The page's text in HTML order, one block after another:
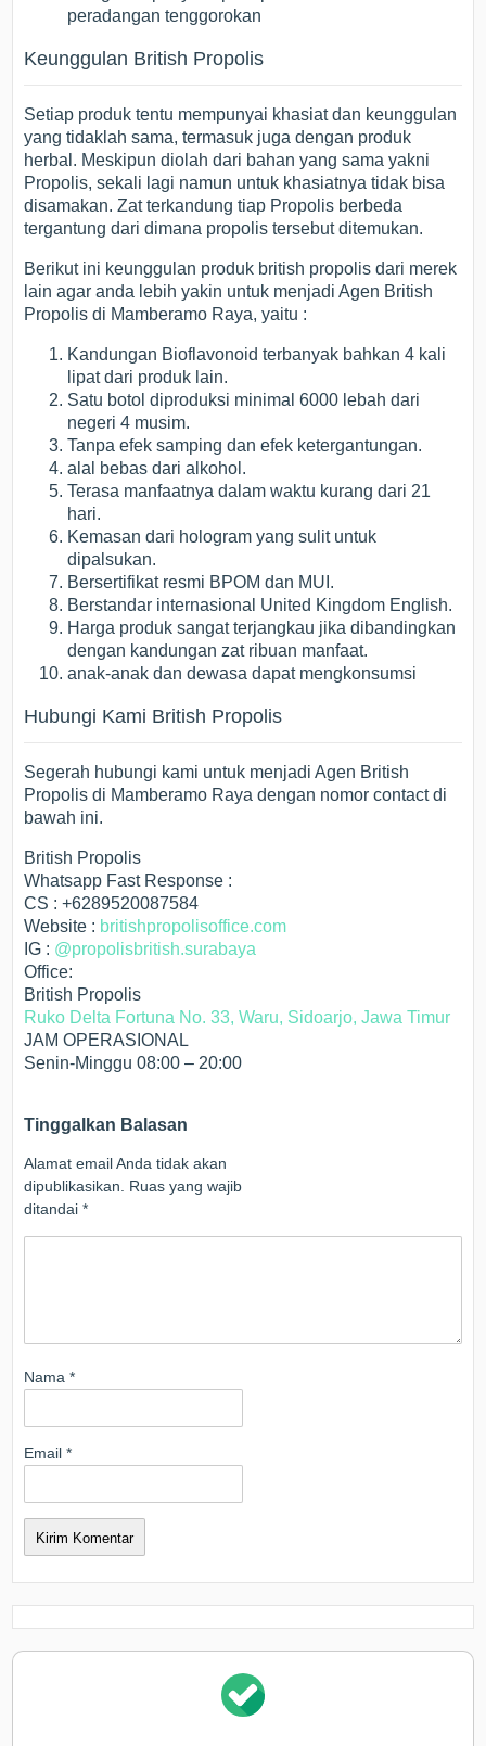
peradangan tenggorokan
Keunggulan British Propolis
Setiap produk tentu mempunyai khasiat dan keunggulan
yang tidaklah sama, termasuk juga dengan produk
herbal. Meskipun diolah dari bahan yang sama yakni
Propolis, sekali lagi namun untuk khasiatnya tidak bisa
disamakan. Zat terkandung tiap Propolis berbeda
tergantung dari dimana propolis tersebut ditemukan.
Berikut ini keunggulan produk british propolis dari merek
lain agar anda lebih yakin untuk menjadi Agen British
Propolis di Mamberamo Raya, yaitu :
Kandungan Bioflavonoid terbanyak bahkan 4 kali
lipat dari produk lain.
Satu botol diproduksi minimal 6000 lebah dari
negeri 4 musim.
Tanpa efek samping dan efek ketergantungan.
alal bebas dari alkohol.
Terasa manfaatnya dalam waktu kurang dari 21
hari.
Kemasan dari hologram yang sulit untuk
dipalsukan.
Bersertifikat resmi BPOM dan MUI.
Berstandar internasional United Kingdom English.
Harga produk sangat terjangkau jika dibandingkan
dengan kandungan zat ribuan manfaat.
anak-anak dan dewasa dapat mengkonsumsi
Hubungi Kami British Propolis
Segerah hubungi kami untuk menjadi Agen British
Propolis di Mamberamo Raya dengan nomor contact di
bawah ini.
British Propolis
Whatsapp Fast Response :
CS : +6289520087584
Website : britishpropolisoffice.com
IG : @propolisbritish.surabaya
Office:
British Propolis
Ruko Delta Fortuna No. 33, Waru, Sidoarjo, Jawa Timur
JAM OPERASIONAL
Senin-Minggu 08:00 – 20:00
Tinggalkan Balasan
Alamat email Anda tidak akan
dipublikasikan.
Ruas yang wajib
ditandai*
Nama*
Email*